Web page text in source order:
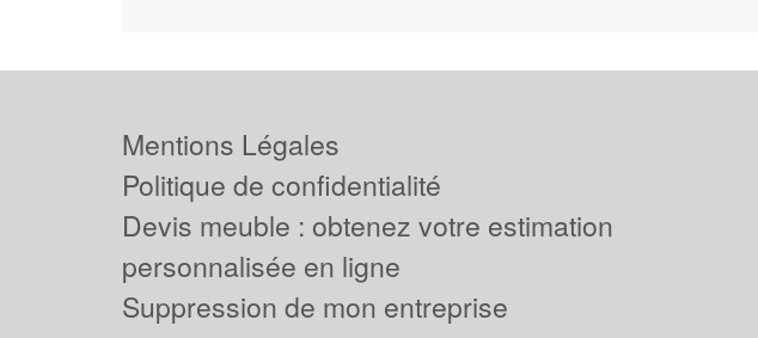
Mentions Légales
Politique de confidentialité
Devis meuble : obtenez votre estimation
personnalisée en ligne
Suppression de mon entreprise